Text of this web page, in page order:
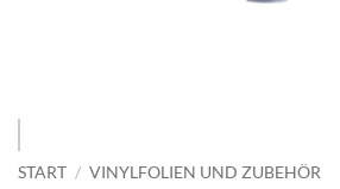
START / VINYLFOLIEN UND ZUBEHÖR